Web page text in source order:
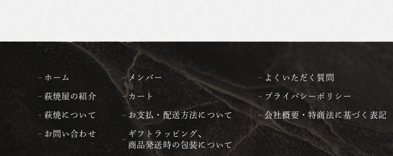
ホーム
萩焼屋の紹介
萩焼について
お問い合わせ
メンバー
カート
お支払・配送方法について
ギフトラッピング、
商品発送時の包装について
よくいただく質問
プライバシーポリシー
会社概要・特商法に基づく表記